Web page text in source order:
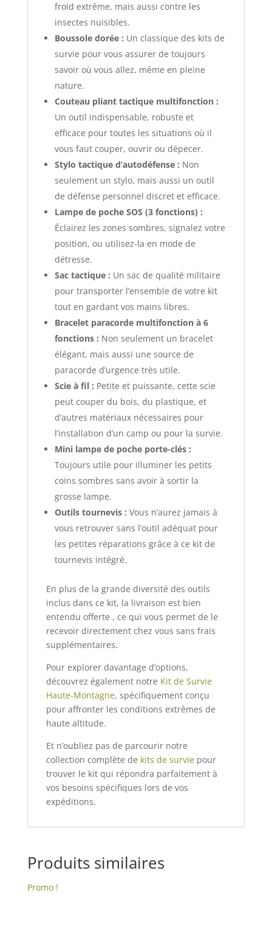
froid extrême, mais aussi contre les
insectes nuisibles.
Boussole dorée : Un classique des kits de
survie pour vous assurer de toujours
savoir où vous allez, même en pleine
nature.
Couteau pliant tactique multifonction :
Un outil indispensable, robuste et
efficace pour toutes les situations où il
vous faut couper, ouvrir ou dépecer.
Stylo tactique d’autodéfense : Non
seulement un stylo, mais aussi un outil
de défense personnel discret et efficace.
Lampe de poche SOS (3 fonctions) :
Éclairez les zones sombres, signalez votre
position, ou utilisez-la en mode de
détresse.
Sac tactique : Un sac de qualité militaire
pour transporter l’ensemble de votre kit
tout en gardant vos mains libres.
Bracelet paracorde multifonction à 6
fonctions : Non seulement un bracelet
élégant, mais aussi une source de
paracorde d’urgence très utile.
Scie à fil : Petite et puissante, cette scie
peut couper du bois, du plastique, et
d’autres matériaux nécessaires pour
l’installation d’un camp ou pour la survie.
Mini lampe de poche porte-clés :
Toujours utile pour illuminer les petits
coins sombres sans avoir à sortir la
grosse lampe.
Outils tournevis : Vous n’aurez jamais à
vous retrouver sans l’outil adéquat pour
les petites réparations grâce à ce kit de
tournevis intégré.
En plus de la grande diversité des outils
inclus dans ce kit, la livraison est bien
entendu offerte , ce qui vous permet de le
recevoir directement chez vous sans frais
supplémentaires.
Pour explorer davantage d’options,
découvrez également notre Kit de Survie
Haute-Montagne, spécifiquement conçu
pour affronter les conditions extrêmes de
haute altitude.
Et n’oubliez pas de parcourir notre
collection complète de kits de surviepour
trouver le kit qui répondra parfaitement à
vos besoins spécifiques lors de vos
expéditions.
Produits similaires
Promo !